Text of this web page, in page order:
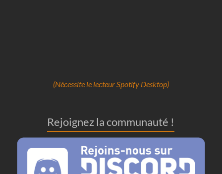
(Nécessite le lecteur Spotify Desktop)
Rejoignez la communauté !